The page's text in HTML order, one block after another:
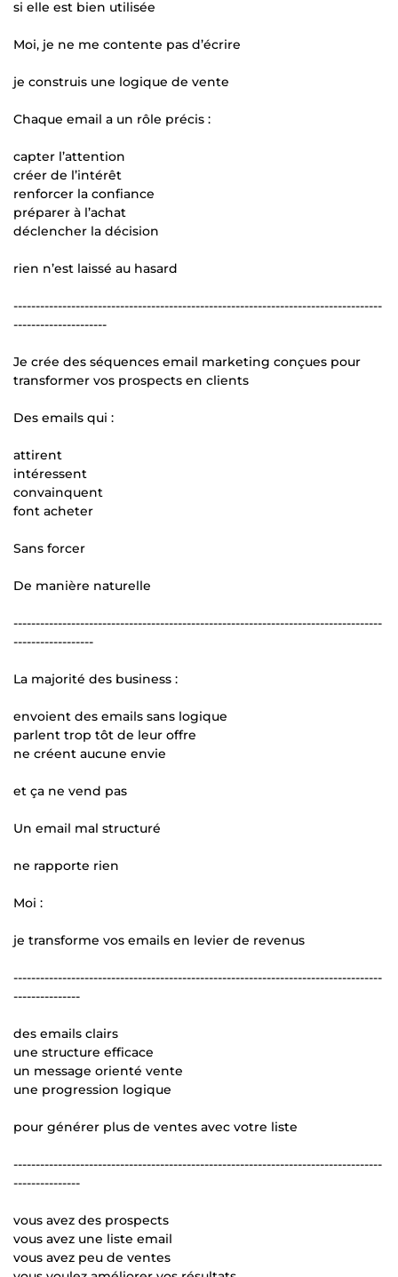
si elle est bien utilisée
Moi, je ne me contente pas d’écrire
je construis une logique de vente
Chaque email a un rôle précis :
capter l’attention
créer de l’intérêt
renforcer la confiance
préparer à l’achat
déclencher la décision
rien n’est laissé au hasard
-----------------------------------------------------------------------------------
---------------------
Je crée des séquences email marketing conçues pour
transformer vos prospects en clients
Des emails qui :
attirent
intéressent
convainquent
font acheter
Sans forcer
De manière naturelle
-----------------------------------------------------------------------------------
------------------
La majorité des business :
envoient des emails sans logique
parlent trop tôt de leur offre
ne créent aucune envie
et ça ne vend pas
Un email mal structuré
ne rapporte rien
Moi :
je transforme vos emails en levier de revenus
-----------------------------------------------------------------------------------
---------------
des emails clairs
une structure efficace
un message orienté vente
une progression logique
pour générer plus de ventes avec votre liste
-----------------------------------------------------------------------------------
---------------
vous avez des prospects
vous avez une liste email
vous avez peu de ventes